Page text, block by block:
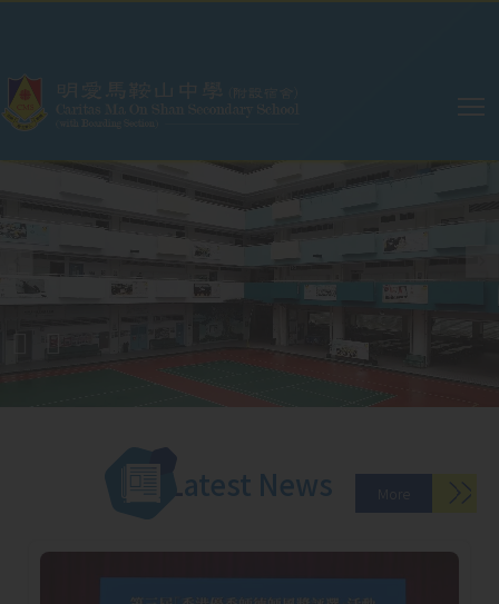
Main
navigation
Latest News